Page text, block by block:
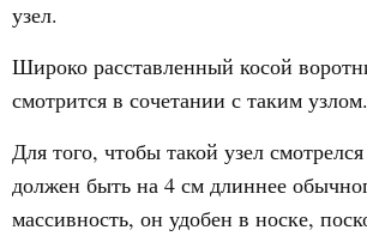
узел.
Широко расставленный косой
смотрится в сочетании с таким узлом.
Для того, чтобы такой узел
должен быть на 4 см длиннее
массивность, он удобен в носке,